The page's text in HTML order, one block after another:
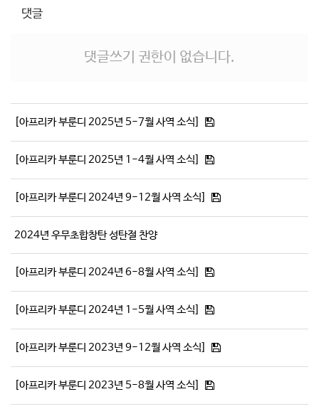
# 첨부 11.3-2.jpg
# 첨부 13.3-4.jpg
# 첨부 16.4-2.jpg
# 첨부 17.5-1.jpg
# 첨부 20.6-1.jpg
# 첨부 22.6-3.jpg
# 첨부 23.6-4.jpg
# 첨부 24.6-5.jpg
# 첨부 26.7-2.jpg
# 첨부 29.8-2.jpg
# 첨부 30.8-3.jpg
# 첨부 31.9-1.jpg
# 첨부 33.9-3.jpg
댓글
댓글쓰기 권한이 없습니다.
[아프리카 부룬디 2025년 5-7월 사역 소식]
[아프리카 부룬디 2025년 1-4월 사역 소식]
[아프리카 부룬디 2024년 9-12월 사역 소식]
2024년 우무초합창탄 성탄절 찬양
[아프리카 부룬디 2024년 6-8월 사역 소식]
[아프리카 부룬디 2024년 1-5월 사역 소식]
[아프리카 부룬디 2023년 9-12월 사역 소식]
[아프리카 부룬디 2023년 5-8월 사역 소식]